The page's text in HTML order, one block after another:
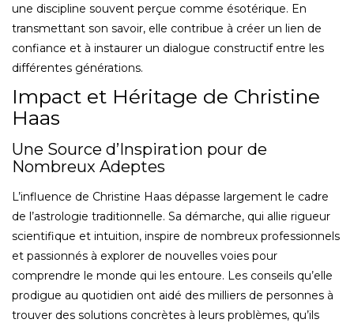
une discipline souvent perçue comme ésotérique. En
transmettant son savoir, elle contribue à créer un lien de
confiance et à instaurer un dialogue constructif entre les
différentes générations.
Impact et Héritage de Christine
Haas
Une Source d’Inspiration pour de
Nombreux Adeptes
L’influence de Christine Haas dépasse largement le cadre
de l’astrologie traditionnelle. Sa démarche, qui allie rigueur
scientifique et intuition, inspire de nombreux professionnels
et passionnés à explorer de nouvelles voies pour
comprendre le monde qui les entoure. Les conseils qu’elle
prodigue au quotidien ont aidé des milliers de personnes à
trouver des solutions concrètes à leurs problèmes, qu’ils